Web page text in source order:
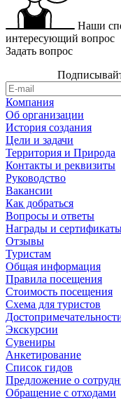
Наши
интересующий вопрос
Задать вопрос
Компания
Об организации
История создания
Цели и задачи
Территория и Природа
Контакты и реквизиты
Руководство
Вакансии
Как добраться
Вопросы и ответы
Награды и
Отзывы
Туристам
Общая информация
Правила посещения
Стоимость посещения
Схема для туристов
Экскурсии
Сувениры
Анкетирование
Список гидов
Предложение о
Обращение с отходами